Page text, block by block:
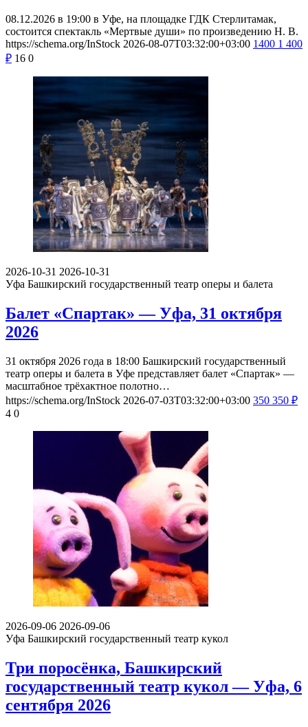
08.12.2026 в 19:00 в Уфе, на площадке ГДК Стерлитамак,
состоится спектакль «Мертвые души» по произведению Н. В.
https://schema.org/InStock 2026-08-07T03:32:00+03:00 1400 1 400
₽ 16 0
2026-10-31 2026-10-31
Уфа Башкирский государственный театр оперы и балета
Балет «Спартак» — Уфа, 31 октября
2026
31 октября 2026 года в 18:00 Башкирский государственный
театр оперы и балета в Уфе представляет балет «Спартак» —
масштабное трёхактное полотно…
https://schema.org/InStock 2026-07-03T03:32:00+03:00 350 350 ₽
4 0
2026-09-06 2026-09-06
Уфа Башкирский государственный театр кукол
Три поросёнка, Башкирский
государственный театр кукол — Уфа, 6
сентября 2026